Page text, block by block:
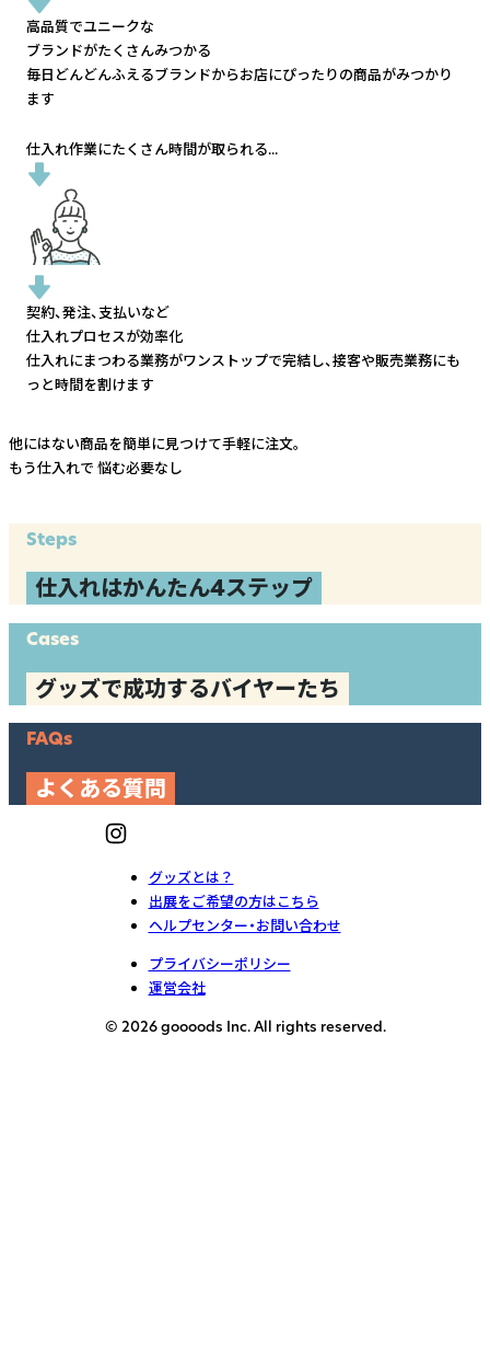
高品質でユニークな
ブランドがたくさんみつかる
毎日どんどんふえるブランドからお店にぴったりの商品がみつかり
ます
仕入れ作業にたくさん時間が取られる...
契約、発注、支払いなど
仕入れプロセスが効率化
仕入れにまつわる業務がワンストップで完結し、接客や販売業務にも
っと時間を割けます
他にはない商品を簡単に見つけて手軽に注文。
もう仕入れで 悩む必要なし
Steps
仕入れはかんたん4ステップ
Cases
グッズで成功するバイヤーたち
FAQs
よくある質問
グッズとは？
出展をご希望の方はこちら
ヘルプセンター・お問い合わせ
プライバシーポリシー
運営会社
© 2026 goooods Inc. All rights reserved.